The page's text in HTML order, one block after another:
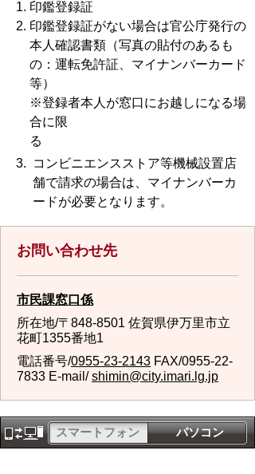
印鑑登録証
印鑑登録証がない場合は官公庁発行の
本人確認書類（写真の貼付のあるも
の：運転免許証、マイナンバーカード
等）
※登録者本人が窓口にお越しになる場
合に限
コンビニエンスストア等機械設置店
舗で請求の場合は、マイナンバーカ
ードが必要となります。
お問い合わせ先
市民課窓口係
所在地/〒848-8501 佐賀県伊万里市立
花町1355番地1
電話番号/0955-23-2143 FAX/0955-22-
7833 E-mail/shimin@city.imari.lg.jp
パソコン
スマートフォン